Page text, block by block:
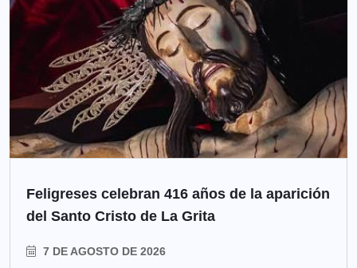
Feligreses celebran 416 años de la aparición
del Santo Cristo de La Grita
7 DE AGOSTO DE 2026